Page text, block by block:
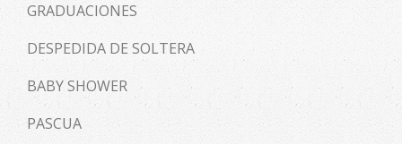
GRADUACIONES
DESPEDIDA DE SOLTERA
BABY SHOWER
PASCUA